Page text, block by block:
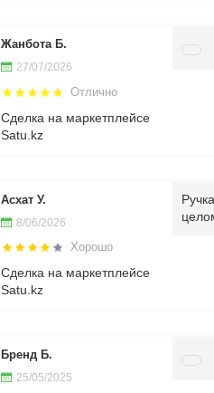
Жанбота Б.
27/07/2026
Отлично
Сделка на маркетплейсе
Satu.kz
Асхат У.
8/06/2026
Хорошо
Сделка на маркетплейсе
Satu.kz
Бренд Б.
25/05/2025